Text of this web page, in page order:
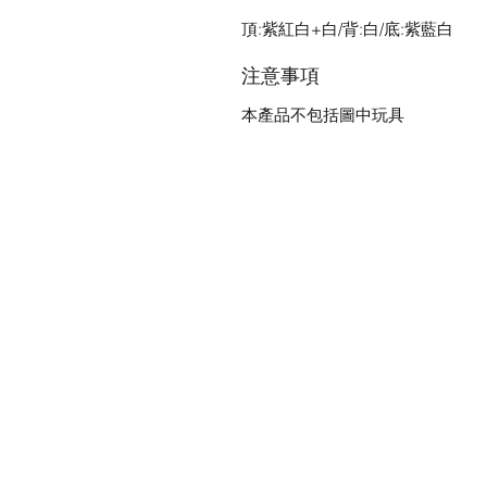
頂:紫紅白+白/背:白/底:紫藍白
注意事項
本產品不包括圖中玩具